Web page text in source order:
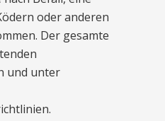
oder anderen
Der gesamte
und unter